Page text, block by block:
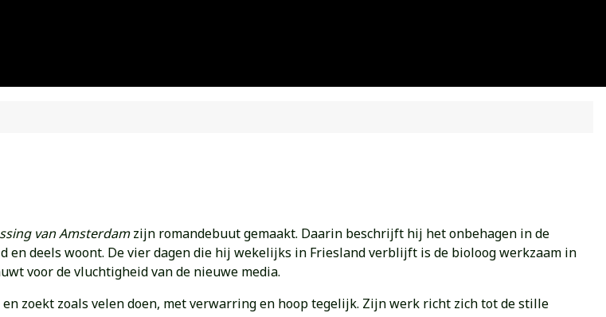
van Amsterdamzijn romandebuut gemaakt. Daarin beschrijft hij het onbehagen in de
deels woont. De vier dagen die hij wekelijks in Friesland verblijft is de bioloog werkzaam in
voor de vluchtigheid van de nieuwe media.
zoekt zoals velen doen, met verwarring en hoop tegelijk. Zijn werk richt zich tot de stille